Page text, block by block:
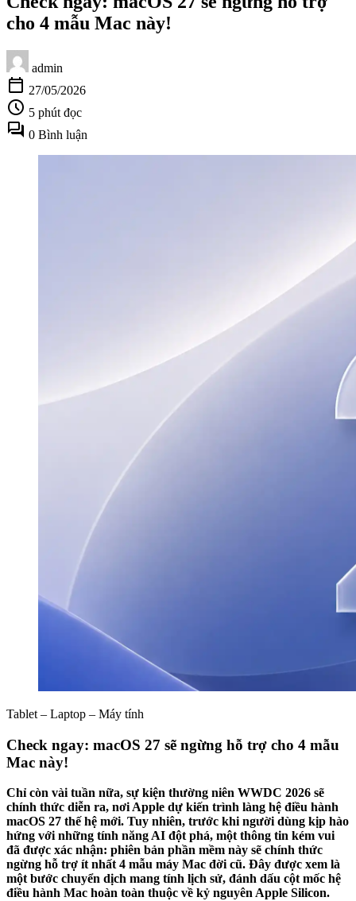
cho 4 mẫu Mac này!
admin
calendar_today 27/05/2026
schedule 5 phút đọc
forum 0 Bình luận
Tablet – Laptop – Máy tính
Check ngay: macOS 27 sẽ ngừng hỗ trợ cho 4 mẫu
Mac này!
Chỉ còn vài tuần nữa, sự kiện thường niên WWDC 2026 sẽ
chính thức diễn ra, nơi Apple dự kiến trình làng hệ điều hành
macOS 27 thế hệ mới. Tuy nhiên, trước khi người dùng kịp hào
hứng với những tính năng AI đột phá, một thông tin kém vui
đã được xác nhận: phiên bản phần mềm này sẽ chính thức
ngừng hỗ trợ ít nhất 4 mẫu máy Mac đời cũ. Đây được xem là
một bước chuyển dịch mang tính lịch sử, đánh dấu cột mốc hệ
điều hành Mac hoàn toàn thuộc về kỷ nguyên Apple Silicon.